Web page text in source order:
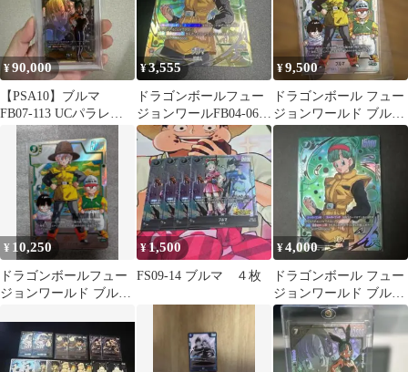
¥90,000
【PSA10】ブルマ
FB07-113 UCパラレ
ル フュージョンワー
ルド
¥3,555
ドラゴンボールフュー
ジョンワールFB04-068
ブルマ UC パラレル
¥9,500
ドラゴンボール フュー
ジョンワールド ブルマ
FB02-064
¥ 10,250
ドラゴンボールフュー
ジョンワールド ブルマ
¥1,500
FS09-14 ブルマ ４枚
¥4,000
ドラゴンボール フュー
ジョンワールド ブルマ
1stANNIVERSARY